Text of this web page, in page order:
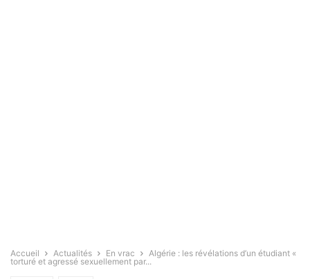
Accueil Actualités En vrac
Algérie : les révélations d’un étudiant «
torturé et agressé sexuellement par...